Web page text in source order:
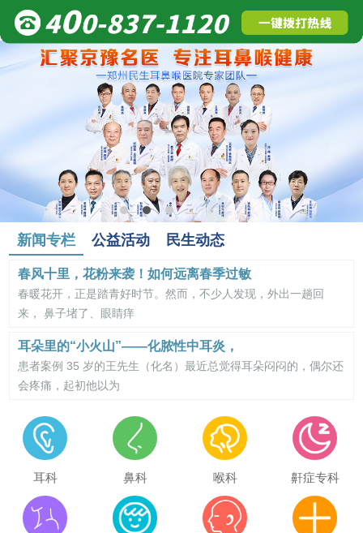
新闻专栏 公益活动 民生动态
春风十里，花粉来袭！如何远离春季过敏
春暖花开，正是踏青好时节。然而，不少人发现，外出一趟回
来， 鼻子堵了、眼睛痒
耳朵里的“小火山”——化脓性中耳炎，
患者案例 35 岁的王先生（化名）最近总觉得耳朵闷闷的，偶尔还
会疼痛，起初他以为
耳科 鼻科 喉科 鼾症专科